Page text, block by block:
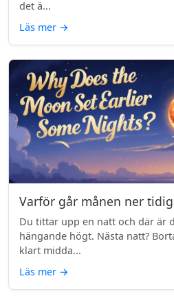
det ä...
Läs mer →
Varför går månen ner
Du tittar upp en natt och där är
hängande högt. Nästa natt?
klart midda...
Läs mer →